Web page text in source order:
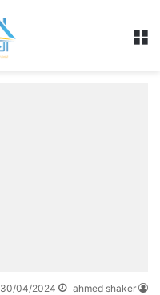
ahmed shaker
30/04/2024